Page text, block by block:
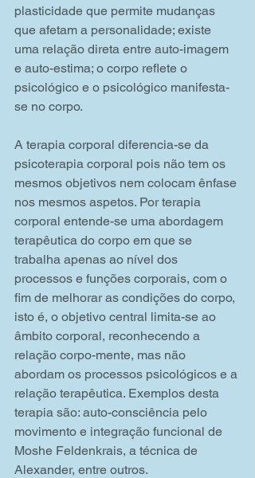
plasticidade que permite mudanças
que afetam a personalidade; existe
uma relação direta entre auto-imagem
e auto-estima; o corpo reflete o
psicológico e o psicológico manifesta-
se no corpo.
A terapia corporal diferencia-se da
psicoterapia corporal pois não tem os
mesmos objetivos nem colocam ênfase
nos mesmos aspetos. Por terapia
corporal entende-se uma abordagem
terapêutica do corpo em que se
trabalha apenas ao nível dos
processos e funções corporais, com o
fim de melhorar as condições do corpo,
isto é, o objetivo central limita-se ao
âmbito corporal, reconhecendo a
relação corpo-mente, mas não
abordam os processos psicológicos e a
relação terapêutica. Exemplos desta
terapia são: auto-consciência pelo
movimento e integração funcional de
Moshe Feldenkrais, a técnica de
Alexander, entre outros.